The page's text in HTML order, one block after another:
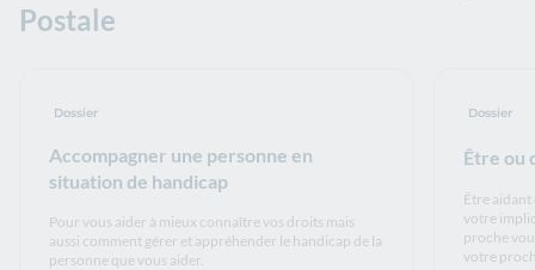
Postale
Accompagner une personne en
situation de handicap
Dossier
Pour vous aider à mieux connaître vos droits mais
aussi comment gérer et appréhender le handicap de la
personne que vous aider.
Être ou
Dossier
Être aidant
votre
proche
votre